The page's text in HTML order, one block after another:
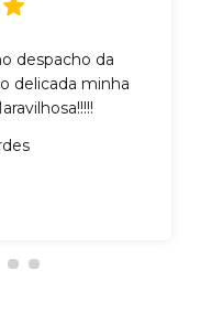
despacho da
delicada minha